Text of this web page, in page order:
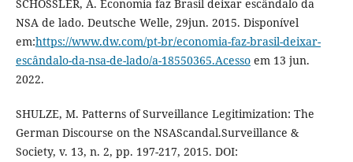
SCHOSSLER, A. Economia faz Brasil deixar escândalo da
NSA de lado. Deutsche Welle, 29jun. 2015. Disponível
em:https://www.dw.com/pt-br/economia-faz-brasil-deixar-
escândalo-da-nsa-de-lado/a-18550365.Acessoem 13 jun.
2022.
SHULZE, M. Patterns of Surveillance Legitimization: The
German Discourse on the NSAScandal.Surveillance &
Society, v. 13, n. 2, pp. 197-217, 2015. DOI: